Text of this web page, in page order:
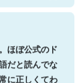
ほぼ公式のド
だと読んでな
に正しくてわ